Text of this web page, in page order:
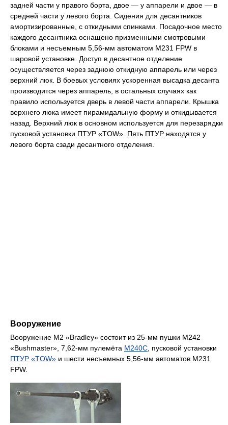
задней части у правого борта, двое — у аппарели и двое — в
средней части у левого борта. Сидения для десантников
амортизированные, с откидными спинками. Посадочное место
каждого десантника оснащено призменными смотровыми
блоками и несъемным 5,56-мм автоматом М231 FPW в
шаровой установке. Доступ в десантное отделение
осуществляется через заднюю откидную аппарель или через
верхний люк. В боевых условиях ускоренная высадка десанта
производится через аппарель, в остальных случаях как
правило используется дверь в левой части аппарели. Крышка
верхнего люка имеет пирамидальную форму и откидывается
назад. Верхний люк в основном используется для перезарядки
пусковой установки ПТУР «TOW». Пять ПТУР находятся у
левого борта сзади десантного отделения.
Вооружение
Вооружение M2 «Bradley» состоит из 25-мм пушки М242
«Bushmaster», 7,62-мм пулемёта M240C , пусковой установки
ПТУР «TOW» и шести несъемных 5,56-мм автоматов М231
FPW.